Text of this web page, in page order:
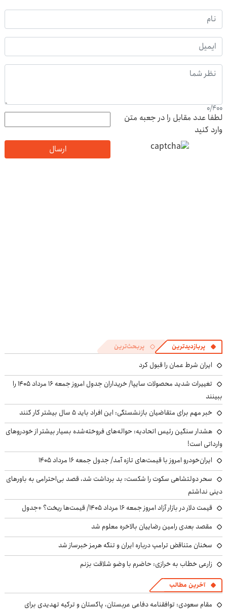
‼️جراحی ممنوع‼️ درمان
کمر درد بدون جراحی و
دوره نقاهت
مسیر همراهی و گزارش
۱۴۰۴
با این روش توی
دندوناتو برگردون
برای فروش
داری؟ اینجا
سریع بفروشش
این فیلم رو
ببین!
◗پرسش‌نامه رو
پر کن◖
گوشی بگیر 📱
همین حالا
بده 🎯
گوشتی شارژی
محدود)
آخرین کاری که
برای درمان
کمردرد انجام
میدی
(پرسشنامه)
۱ میلیارد اعتبار
خرید طلا | بدون
میخوای برای کمر
درد زیر تیغ
◗پرسش‌نامه رو
پر کن◖
◂کمردردتون برای
همیشه خوب
(پرسش‌نامه رو
حتما پر کن)
پربازدیدترین پربحث‌ترین
تغییرات شدید محصولات سایپا/ خریداران جدول امروز جمعه ۱۶ مرداد ۱۴۰۵ را
ببینند